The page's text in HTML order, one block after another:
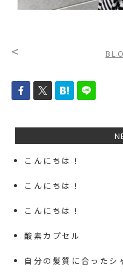
<
こんにちは！
こんにちは！
こんにちは！
酸素カプセル
自分の髪質に合ったシ